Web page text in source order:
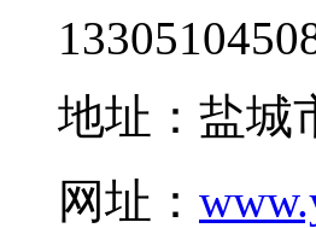
地址：盐城
网址：